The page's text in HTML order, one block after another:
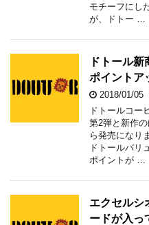
モチーフにし
が、ドトー …
ドトール
ポイントア
2018/01/05
ドトールコー
第2弾と新作
ら発売になり
ドトールバリ
ポイントが …
エクセルシ
ードが入っ